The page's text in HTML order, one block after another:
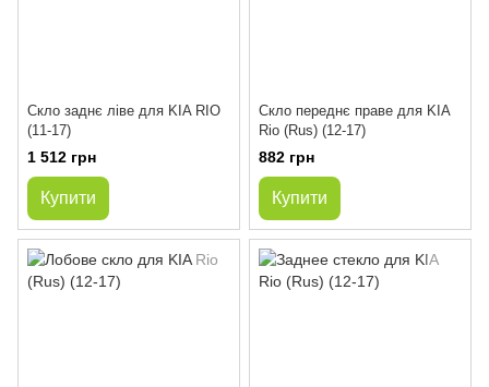
Скло заднє ліве для KIA RIO
(11-17)
1 512 грн
Купити
Скло переднє праве для KIA
Rio (Rus) (12-17)
882 грн
Купити